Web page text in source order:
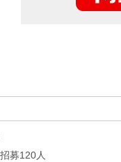
募120人